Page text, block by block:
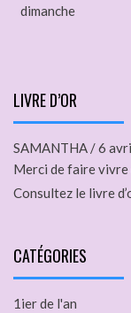
dimanche
LIVRE D’OR
SAMANTHA /6
Merci de faire vivre
Consultez le livre
CATÉGORIES
1ier de l'an